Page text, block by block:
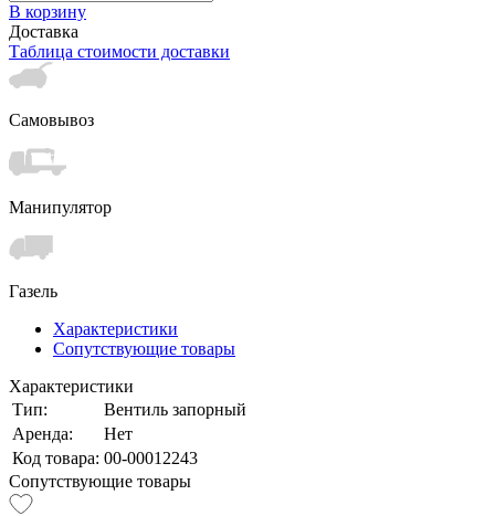
В корзину
Доставка
Таблица стоимости доставки
Самовывоз
Манипулятор
Газель
Характеристики
Сопутствующие товары
Характеристики
Тип:
Вентиль запорный
Аренда:
Нет
Код товара: 00-00012243
Сопутствующие товары